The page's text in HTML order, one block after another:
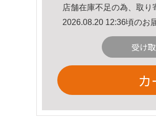
店舗在庫不足の為、取り
2026.08.20 12:36頃のお
受け